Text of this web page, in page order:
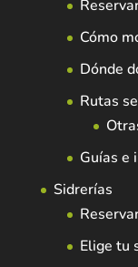
Cómo
Dónde
Rutas
Guías e
Sidrerías
Elige tu